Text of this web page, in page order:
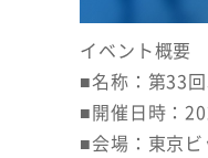
イベント概要
■名称：第33
■開催日時：
■会場：東京